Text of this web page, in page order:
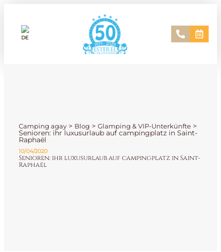
Camping agay > Blog > Glamping & VIP-Unterkünfte >
Senioren: ihr luxusurlaub auf campingplatz in Saint-
Raphaël
10/04/2020
Senioren: ihr luxusurlaub auf campingplatz in Saint-
Raphaël